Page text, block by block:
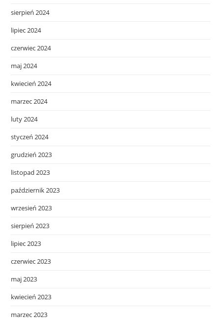
sierpień 2024
lipiec 2024
czerwiec 2024
maj 2024
kwiecień 2024
marzec 2024
luty 2024
styczeń 2024
grudzień 2023
listopad 2023
październik 2023
wrzesień 2023
sierpień 2023
lipiec 2023
czerwiec 2023
maj 2023
kwiecień 2023
marzec 2023